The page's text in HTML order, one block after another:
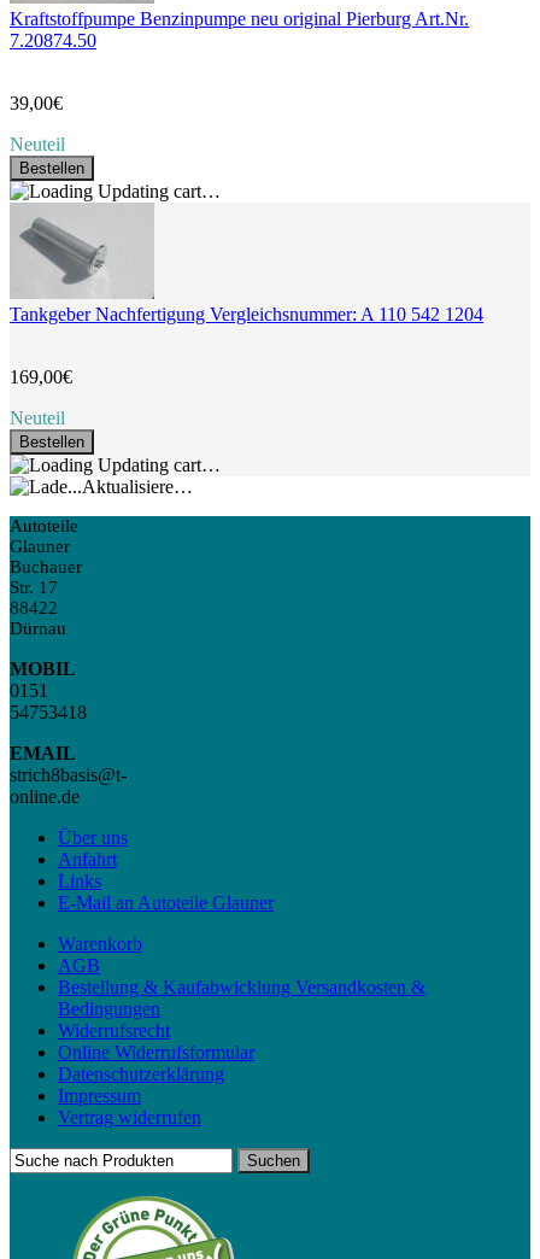
Kraftstoffpumpe Benzinpumpe neu original Pierburg Art.Nr.
7.20874.50
39,00€
Neuteil
Bestellen
Updating cart…
Tankgeber Nachfertigung Vergleichsnummer: A 110 542 1204
169,00€
Neuteil
Bestellen
Updating cart…
Aktualisiere…
Autoteile
Glauner
Buchauer
Str. 17
88422
Dürnau
MOBIL
0151
54753418
EMAIL
strich8basis@t-
online.de
Über uns
Anfahrt
Links
E-Mail an Autoteile Glauner
Warenkorb
AGB
Bestellung & Kaufabwicklung Versandkosten &
Bedingungen
Widerrufsrecht
Online Widerrufsformular
Datenschutzerklärung
Impressum
Vertrag widerrufen